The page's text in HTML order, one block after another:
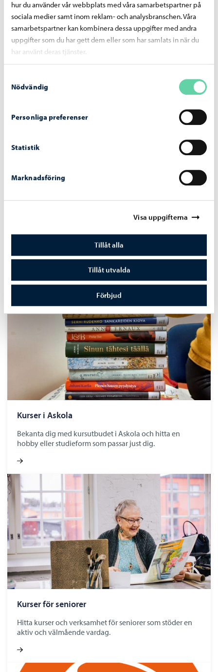
hur du använder vår webbplats med våra samarbetspartner på
sociala medier samt inom reklam- och analysbranschen. Våra
samarbetspartner kan kombinera dessa uppgifter med andra
uppgifter som du har gett dem eller som har samlats in när du
har använt deras tjänster.
Nödvändig
Personliga preferenser
Statistik
Marknadsföring
Visa uppgifterna
Tillåt alla
Tillåt utvalda
Förbjud
Natur och trädgård
Fördjupa dina kunskaper om naturen och lär dig mer om
sjöfart, trädgårdsskötsel, djurvård och naturen omkring
Inspireras av nya smaker, matkulturer och metoder
genom kurser i matlagning, bakning och vinkunskap.
Kurser i Askola
Bekanta dig med kursutbudet i Askola och hitta en
hobby eller studieform som passar just dig.
Kurser för seniorer
Hitta kurser och verksamhet för seniorer som stöder en
aktiv och välmående vardag.